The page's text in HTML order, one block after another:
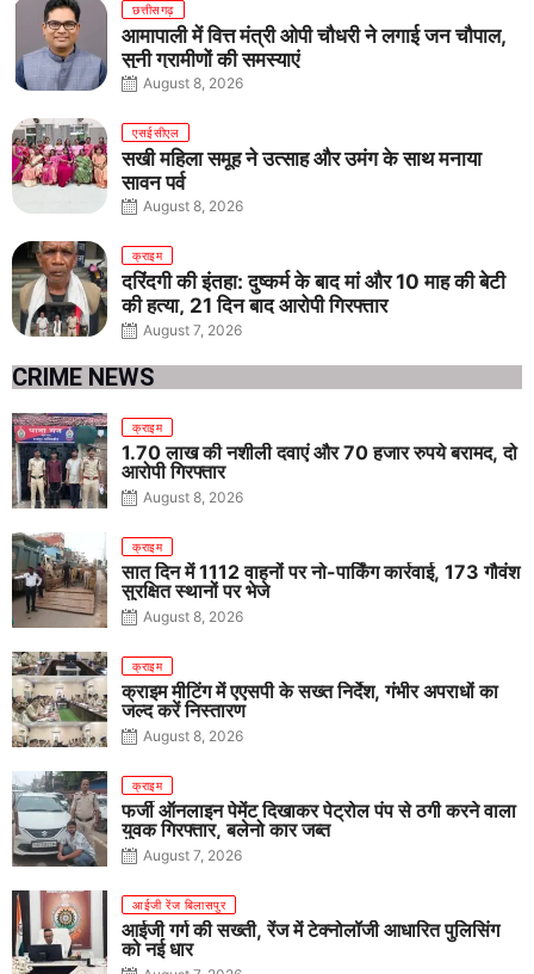
छत्तीसगढ़
आमापाली में वित्त मंत्री ओपी चौधरी ने लगाई जन चौपाल,
सुनी ग्रामीणों की समस्याएं
August 8, 2026
एसईसीएल
सखी महिला समूह ने उत्साह और उमंग के साथ मनाया
सावन पर्व
August 8, 2026
क्राइम
दरिंदगी की इंतहा: दुष्कर्म के बाद मां और 10 माह की बेटी
की हत्या, 21 दिन बाद आरोपी गिरफ्तार
August 7, 2026
CRIME NEWS
क्राइम
1.70 लाख की नशीली दवाएं और 70 हजार रुपये बरामद, दो
आरोपी गिरफ्तार
August 8, 2026
क्राइम
सात दिन में 1112 वाहनों पर नो-पार्किंग कार्रवाई, 173 गौवंश
सुरक्षित स्थानों पर भेजे
August 8, 2026
क्राइम
क्राइम मीटिंग में एएसपी के सख्त निर्देश, गंभीर अपराधों का
जल्द करें निस्तारण
August 8, 2026
क्राइम
फर्जी ऑनलाइन पेमेंट दिखाकर पेट्रोल पंप से ठगी करने वाला
युवक गिरफ्तार, बलेनो कार जब्त
August 7, 2026
आईजी रेंज बिलासपुर
आईजी गर्ग की सख्ती, रेंज में टेक्नोलॉजी आधारित पुलिसिंग
को नई धार